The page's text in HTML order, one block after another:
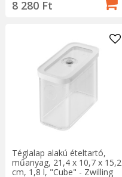
8 280 Ft
Téglalap alakú ételtartó,
műanyag, 21,4 x 10,7 x 15,2
cm, 1,8 l, "Cube" - Zwilling